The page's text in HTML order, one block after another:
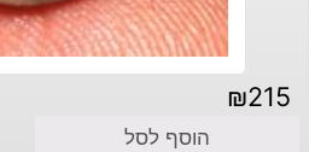
₪215
הוסף לסל